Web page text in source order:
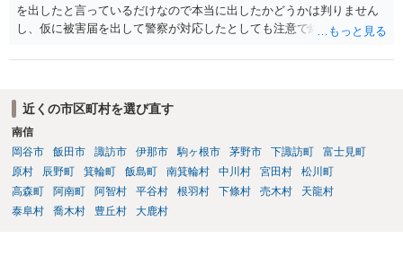
を出したと言っているだけなので本当に出したかどうかは判りません
し、仮に被害届を出して警察が対応したとしても注意で終わるような
おくように。
近くの市区町村を選び直す
南信
岡谷市
飯田市 諏訪市 伊那市 駒ヶ根市 茅野市 下諏訪町
富士見町
原村
辰野町 箕輪町 飯島町 南箕輪村 中川村 宮田村
松川町
高森町
阿南町 阿智村 平谷村 根羽村 下條村 売木村
天龍村
泰阜村
喬木村 豊丘村 大鹿村